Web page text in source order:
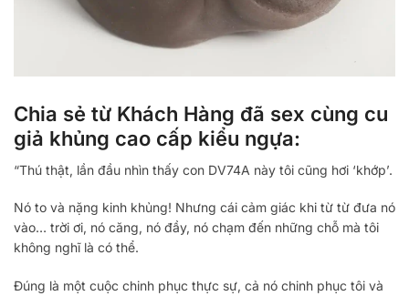
Chia sẻ từ Khách Hàng đã sex cùng cu
giả khủng cao cấp kiểu ngựa:
“Thú thật, lần đầu nhìn thấy con DV74A này tôi cũng hơi ‘khớp’.
Nó to và nặng kinh khủng! Nhưng cái cảm giác khi từ từ đưa nó
vào… trời ơi, nó căng, nó đầy, nó chạm đến những chỗ mà tôi
không nghĩ là có thể.
Đúng là một cuộc chinh phục thực sự, cả nó chinh phục tôi và